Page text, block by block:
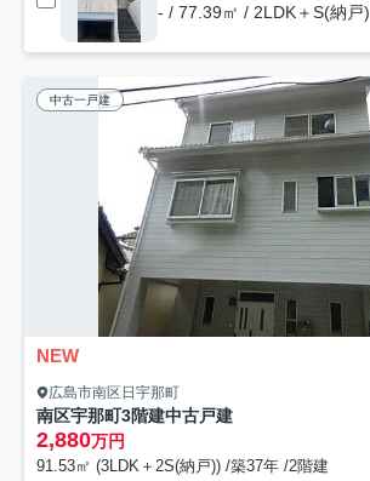
- / 77.39㎡ / 2LDK＋S(納戸)
中古一戸建
NEW
広島市南区日宇那町
南区宇那町3階建中古戸建
2,880万円
91.53㎡ (3LDK＋2S(納戸)) /築37年 /2階建